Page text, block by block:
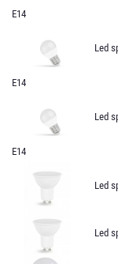
E14
Led
E14
Led
E14
Led
Led